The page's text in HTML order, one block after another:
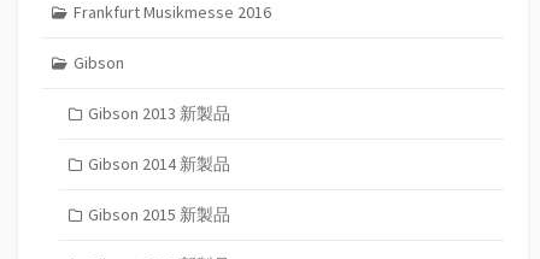
Frankfurt Musikmesse 2016
Gibson
Gibson 2013 新製品
Gibson 2014 新製品
Gibson 2015 新製品